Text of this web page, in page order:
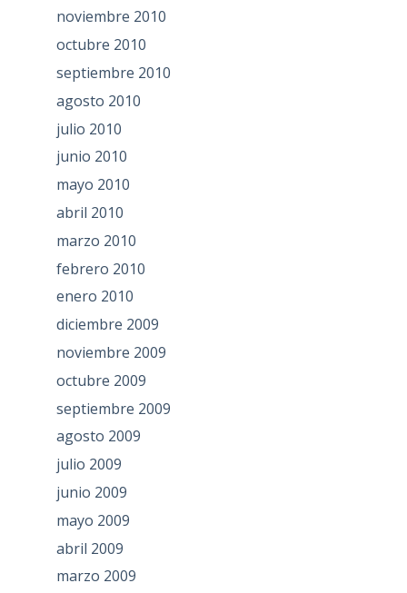
noviembre 2010
octubre 2010
septiembre 2010
agosto 2010
julio 2010
junio 2010
mayo 2010
abril 2010
marzo 2010
febrero 2010
enero 2010
diciembre 2009
noviembre 2009
octubre 2009
septiembre 2009
agosto 2009
julio 2009
junio 2009
mayo 2009
abril 2009
marzo 2009